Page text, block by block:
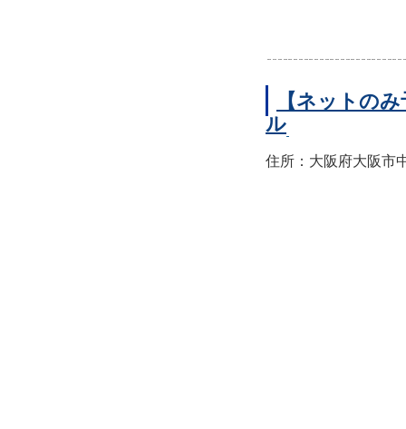
【ネットの
ル
住所：大阪府大阪市